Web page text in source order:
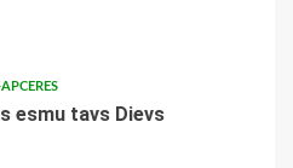
APCERES
esmu tavs Dievs